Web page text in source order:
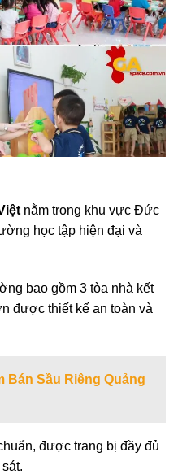
nằm trong khu vực Đức
học tập hiện đại và
bao gồm 3 tòa nhà kết
được thiết kế an toàn và
Bán Sầu Riêng Quảng
được trang bị đầy đủ